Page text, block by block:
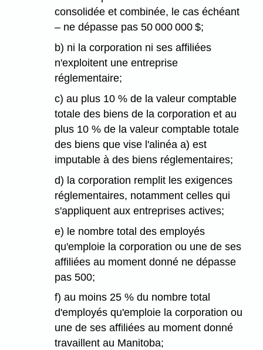
consolidée et combinée, le cas échéant
– ne dépasse pas 50 000 000 $;
b) ni la corporation ni ses affiliées
n'exploitent une entreprise
réglementaire;
c) au plus 10 % de la valeur comptable
totale des biens de la corporation et au
plus 10 % de la valeur comptable totale
des biens que vise l'alinéa a) est
imputable à des biens réglementaires;
d) la corporation remplit les exigences
réglementaires, notamment celles qui
s'appliquent aux entreprises actives;
e) le nombre total des employés
qu'emploie la corporation ou une de ses
affiliées au moment donné ne dépasse
pas 500;
f) au moins 25 % du nombre total
d'employés qu'emploie la corporation ou
une de ses affiliées au moment donné
travaillent au Manitoba;